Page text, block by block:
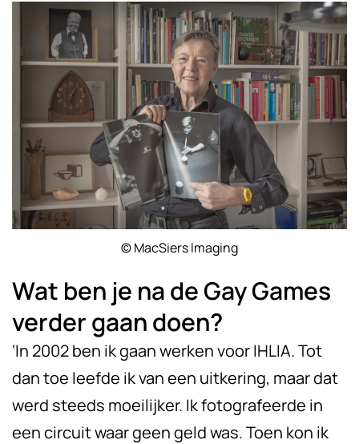
© MacSiers Imaging
Wat ben je na de Gay Games
verder gaan doen?
‘In 2002 ben ik gaan werken voor IHLIA. Tot
dan toe leefde ik van een uitkering, maar dat
werd steeds moeilijker. Ik fotografeerde in
een circuit waar geen geld was. Toen kon ik